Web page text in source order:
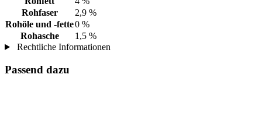
Rohfaser
2,9 %
Rohöle und -fette0 %
Rohasche
1,5 %
Rechtliche Informationen
Passend dazu